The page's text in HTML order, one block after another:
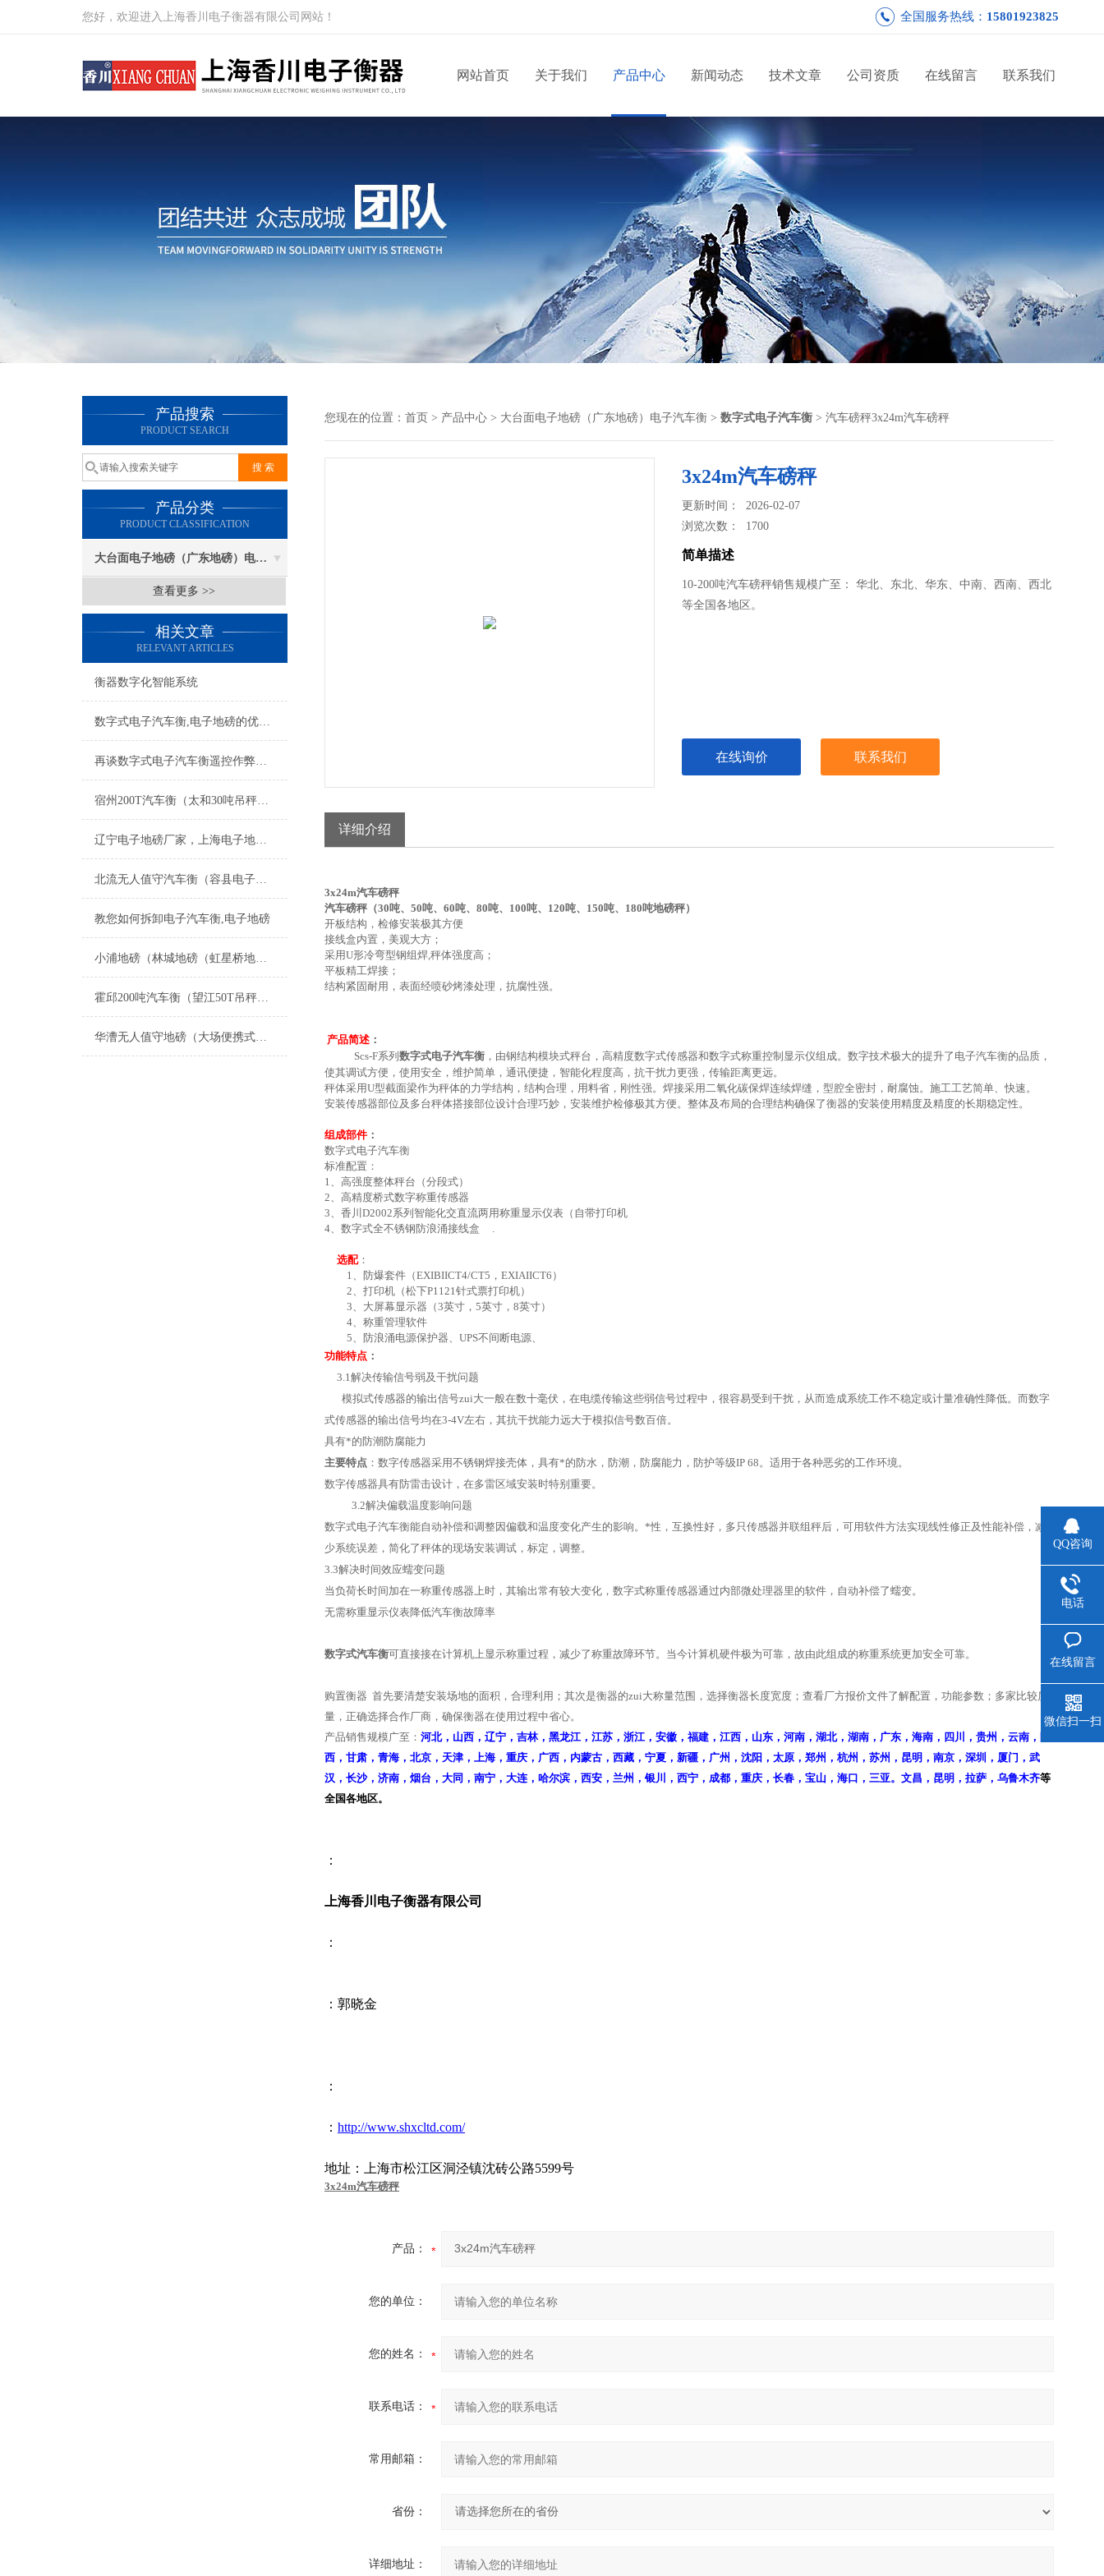
您好，欢迎进入上海香川电子衡器有限公司网站！ 全国服务热线： 15801923825
网站首页 关于我们 产品中心 新闻动态 技术文章 公司资质 在线留言 联系我们
产品搜索
PRODUCT SEARCH
产品分类
PRODUCT CLASSIFICATION
大台面电子地磅（广东地磅）电子汽车衡
查看更多 >>
相关文章
RELEVANT ARTICLES
衡器数字化智能系统
数字式电子汽车衡,电子地磅的优势简介
再谈数字式电子汽车衡遥控作弊及应对措施
宿州200T汽车衡（太和30吨吊秤）琅琊电子轨道称）黄山20T地磅维修
辽宁电子地磅厂家，上海电子地磅厂家；黑龙江电子地磅厂家；吉林电子地磅厂家；青海电子地磅厂家
北流无人值守汽车衡（容县电子地磅）陆川电子汽车衡）博白便携式地磅维修
教您如何拆卸电子汽车衡,电子地磅
小浦地磅（林城地磅（虹星桥地磅（水口地磅）吕山地磅）安吉地磅维修
霍邱200吨汽车衡（望江50T吊秤）潘集汽车衡）滁州80吨地磅维修
华漕无人值守地磅（大场便携式汽车衡）徐泾电子秤）朱家角地磅维修
您现在的位置： 首页 > 产品中心 > 大台面电子地磅（广东地磅）电子汽车衡 > 数字式电子汽车衡 > 汽车磅秤3x24m汽车磅秤
3x24m汽车磅秤
更新时间： 2026-02-07
浏览次数： 1700
简单描述
10-200吨汽车磅秤销售规模广至： 华北、东北、华东、中南、西南、西北
等全国各地区。
在线询价 联系我们
详细介绍
3x24m汽车磅秤
汽车磅秤（30吨、50吨、60吨、80吨、100吨、120吨、150吨、180吨地磅秤）
开板结构，检修安装极其方便
接线盒内置，美观大方；
采用U形冷弯型钢组焊,秤体强度高；
平板精工焊接；
结构紧固耐用，表面经喷砂烤漆处理，抗腐性强。
产品简述 ：
Scs-F系列 数字式电子汽车衡 ，由钢结构模块式秤台，高精度数字式传感器和数字式称重控制显示仪组成。数字技术极大的提升了电子汽车衡的品质，
使其调试方便，使用安全，维护简单，通讯便捷，智能化程度高，抗干扰力更强，传输距离更远。
秤体采用U型截面梁作为秤体的力学结构，结构合理，用料省，刚性强。焊接采用二氧化碳保焊连续焊缝，型腔全密封，耐腐蚀。施工工艺简单、快速。
安装传感器部位及多台秤体搭接部位设计合理巧妙，安装维护检修极其方便。整体及布局的合理结构确保了衡器的安装使用精度及精度的长期稳定性。
组成部件 ：
数字式电子汽车衡
标准配置：
1、 高强度整体秤台（分段式）
2、高精度桥式数字称重传感器
3、香川D2002系列智能化交直流两用称重显示仪表（自带打印机
4、数字式全不锈钢防浪涌接线盒 .
选配：
1、防爆套件（EXIBIICT4/CT5 ， EXIAIICT6 ）
2、打印机 （松下P1121针式票打印机）
3、大屏幕显示器（3英寸， 5英寸， 8英寸）
4、 称重管理软件
5、
防浪涌电源保护器、UPS不间断电源、
功能特点 ：
3.1解决传输信号弱及干扰问题
模拟式传感器的输出信号zui大一般在数十毫伏，在电缆传输这些弱信号过程中，很容易受到干扰，从而造成系统工作不稳定或计量准确性降低。而数字
式传感器的输出信号均在3-4V左右，其抗干扰能力远大于模拟信号数百倍。
具有*的防潮防腐能力
主要特点 ：数字传感器采用不锈钢焊接壳体，具有*的防水，防潮，防腐能力，防护等级IP 68。适用于各种恶劣的工作环境。
数字传感器具有防雷击设计，在多雷区域安装时特别重要。
3.2解决偏载温度影响问题
数字式电子汽车衡能自动补偿和调整因偏载和温度变化产生的影响。*性，互换性好，多只传感器并联组秤后，可用软件方法实现线性修正及性能补偿，减
少系统误差，简化了秤体的现场安装调试，标定，调整。
3.3解决时间效应蠕变问题
当负荷长时间加在一称重传感器上时，其输出常有较大变化，数字式称重传感器通过内部微处理器里的软件，自动补偿了蠕变。
无需称重显示仪表降低汽车衡故障率
数字式汽车衡可直接接在计算机上显示称重过程，减少了称重故障环节。当今计算机硬件极为可靠，故由此组成的称重系统更加安全可靠。
购置衡器 首先要清楚安装场地的面积，合理利用；其次是衡器的zui大称量范围，选择衡器长度宽度；查看厂方报价文件了解配置，功能参数；多家比较质
量，正确选择合作厂商，确保衡器在使用过程中省心。
产品销售规模广至： 河北，山西，辽宁，吉林，黑龙江，江苏，浙江，安徽，福建，江西，山东，河南，湖北，湖南，广东，海南，四川，贵州，云南，陕
西，甘肃，青海，北京，天津，上海，重庆，广西，内蒙古，西藏，宁夏，新疆，广州，沈阳，太原，郑州，杭州，苏州，昆明，南京，深圳，厦门，武
汉，长沙，济南，烟台，大同，南宁，大连，哈尔滨，西安，兰州，银川，西宁，成都，重庆，长春，宝山，海口，三亚。文昌，昆明，拉萨，乌鲁木齐等
全国各地区。
：
上海香川电子衡器有限公司
：
：郭晓金
：
： http://www.shxcltd.com/
地址：上海市松江区洞泾镇沈砖公路5599号
3x24m汽车磅秤
产品：
您的单位：
您的姓名：
联系电话：
常用邮箱：
省份：
详细地址：
QQ咨询
电话
在线留言
微信扫一扫